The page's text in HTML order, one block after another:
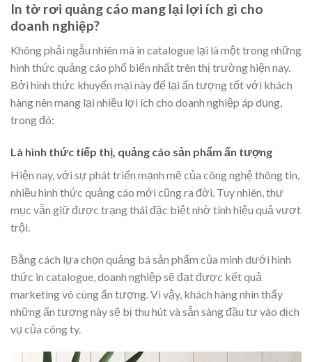
In tờ rơi quảng cáo mang lại lợi ích gì cho
doanh nghiệp?
Không phải ngẫu nhiên mà in catalogue lại là một trong những
hình thức quảng cáo phổ biến nhất trên thị trường hiện nay.
Bởi hình thức khuyến mại này để lại ấn tượng tốt với khách
hàng nên mang lại nhiều lợi ích cho doanh nghiệp áp dụng,
trong đó:
Là hình thức tiếp thị, quảng cáo sản phẩm ấn tượng
Hiện nay, với sự phát triển mạnh mẽ của công nghệ thông tin,
nhiều hình thức quảng cáo mới cũng ra đời. Tuy nhiên, thư
mục vẫn giữ được trạng thái đặc biệt nhờ tính hiệu quả vượt
trội.
Bằng cách lựa chọn quảng bá sản phẩm của mình dưới hình
thức in catalogue, doanh nghiệp sẽ đạt được kết quả
marketing vô cùng ấn tượng. Vì vậy, khách hàng nhìn thấy
những ấn tượng này sẽ bị thu hút và sẵn sàng đầu tư vào dịch
vụ của công ty.